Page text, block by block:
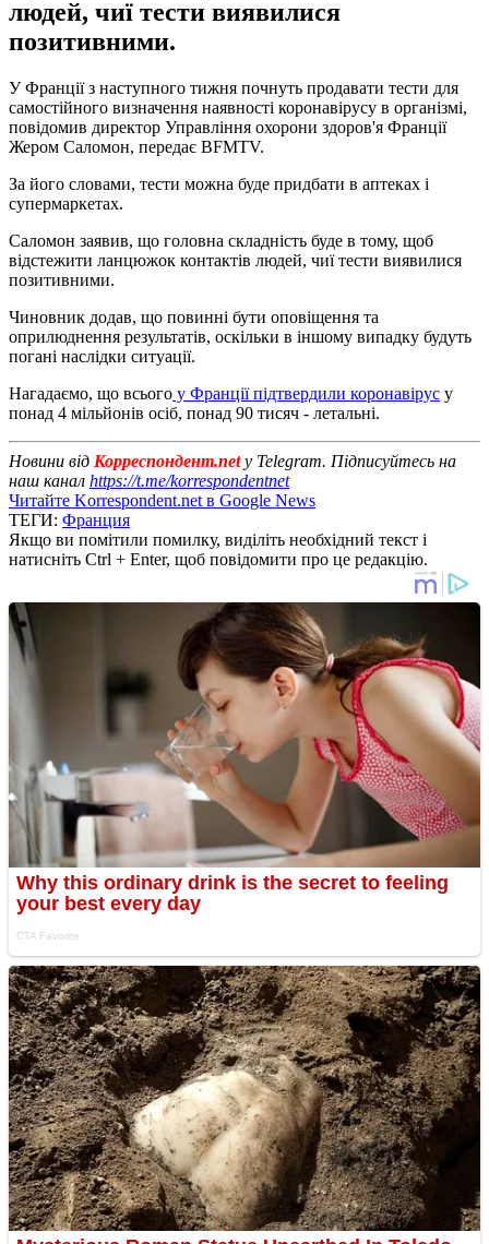
людей, чиї тести виявилися
позитивними.
У Франції з наступного тижня почнуть продавати тести для
самостійного визначення наявності коронавірусу в організмі,
повідомив директор Управління охорони здоров'я Франції
Жером Саломон, передає BFMTV.
За його словами, тести можна буде придбати в аптеках і
супермаркетах.
Саломон заявив, що головна складність буде в тому, щоб
відстежити ланцюжок контактів людей, чиї тести виявилися
позитивними.
Чиновник додав, що повинні бути оповіщення та
оприлюднення результатів, оскільки в іншому випадку будуть
погані наслідки ситуації.
Нагадаємо, що всього у Франції підтвердили коронавірус у
понад 4 мільйонів осіб, понад 90 тисяч - летальні.
Новини від Корреспондент.netу Telegram. Підписуйтесь на
наш канал https://t.me/korrespondentnet
Читайте Korrespondent.net в Google News
ТЕГИ: Франция
Якщо ви помітили помилку, виділіть необхідний текст і
натисніть Ctrl + Enter, щоб повідомити про це редакцію.